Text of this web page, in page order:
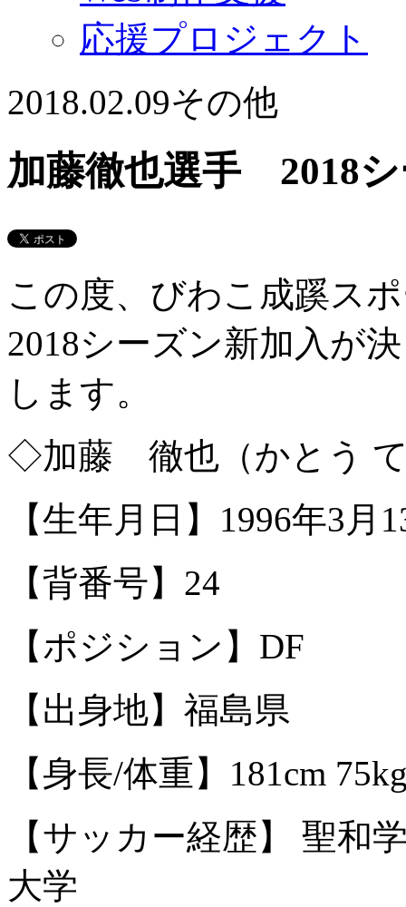
応援プロジェクト
2018.02.09その他
加藤徹也選手 2018
この度、びわこ成蹊ス
2018シーズン新加入が
します。
◇加藤 徹也（かとう
【生年月日】1996年3月
【背番号】24
【ポジション】DF
【出身地】福島県
【身長/体重】181cm
【サッカー経歴】 聖和
大学